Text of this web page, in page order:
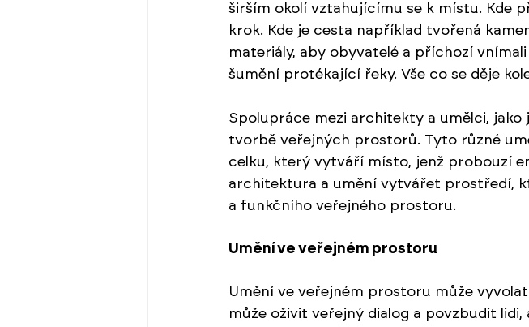
širším okolí vztahujícímu se k místu. Kde
krok. Kde je cesta například tvořená
materiály, aby obyvatelé a příchozí
šumění protékající řeky. Vše co se děje
Spolupráce mezi architekty a umělci,
tvorbě veřejných prostorů. Tyto různé
celku, který vytváří místo, jenž probouzí
architektura a umění vytvářet prostředí,
a funkčního veřejného prostoru.
Umění ve veřejném prostoru
Umění ve veřejném prostoru může
může oživit veřejný dialog a povzbudit